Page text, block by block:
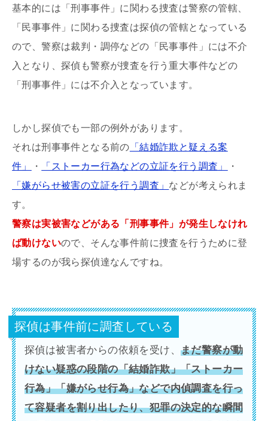
基本的には「刑事事件」に関わる捜査は警察の管轄、
「民事事件」に関わる捜査は探偵の管轄となっている
ので、警察は裁判・調停などの「民事事件」には不介
入となり、探偵も警察が捜査を行う重大事件などの
「刑事事件」には不介入となっています。
しかし探偵でも一部の例外があります。
それは刑事事件となる前の 「結婚詐欺と疑える案
件」
・ 「ストーカー行為などの立証を行う調査」
・
「嫌がらせ被害の立証を行う調査」 などが考えられま
す。
警察は実被害などがある「刑事事件」が発生しなけれ
ば動けないので、そんな事件前に捜査を行うために登
場するのが我ら探偵達なんですね。
探偵は事件前に調査している
探偵は被害者からの依頼を受け、 まだ警察が動
けない疑惑の段階の「結婚詐欺」「ストーカー
行為」「嫌がらせ行為」などで内偵調査を行っ
て容疑者を割り出したり、犯罪の決定的な瞬間